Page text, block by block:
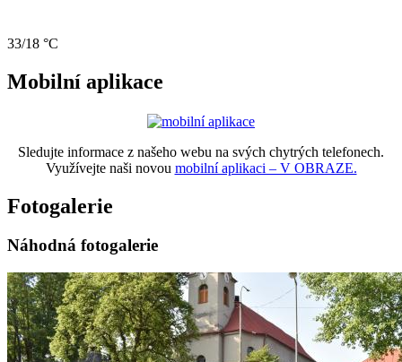
33/18 °C
Mobilní aplikace
Sledujte informace z našeho webu na svých chytrých telefonech.
Využívejte naši novou mobilní aplikaci – V OBRAZE.
Fotogalerie
Náhodná fotogalerie